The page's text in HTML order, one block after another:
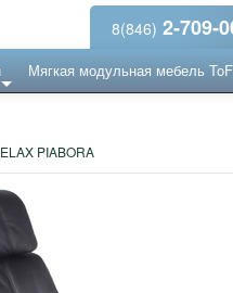
8(846) 2-709-
Мягкая модульная мебель
PIABORA